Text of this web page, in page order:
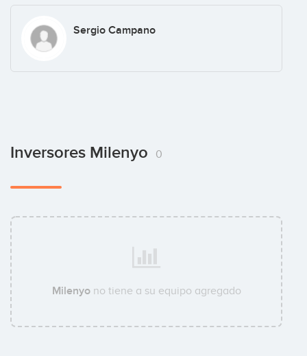
Sergio Campano
Inversores Milenyo 0
Milenyono tiene a su equipo agregado